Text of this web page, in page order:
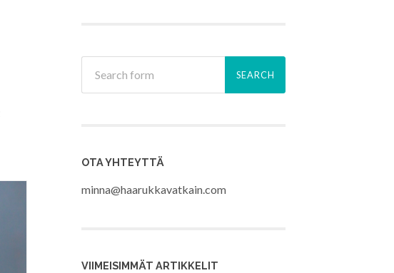
OTA YHTEYTTÄ
minna@haarukkavatkain.com
VIIMEISIMMÄT ARTIKKELIT